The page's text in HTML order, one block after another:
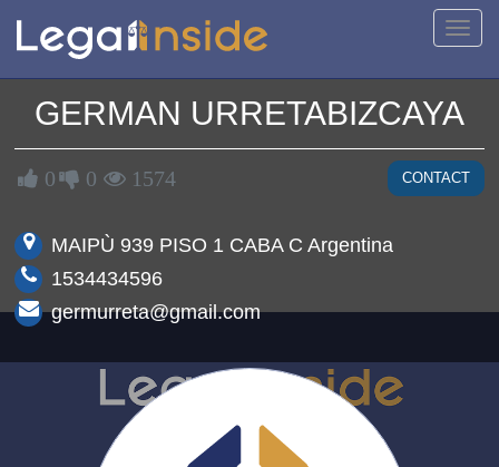
GERMAN URRETABIZCAYA
0 0 1574 CONTACT
MAIPÙ 939 PISO 1 CABA C Argentina
1534434596
germurreta@gmail.com